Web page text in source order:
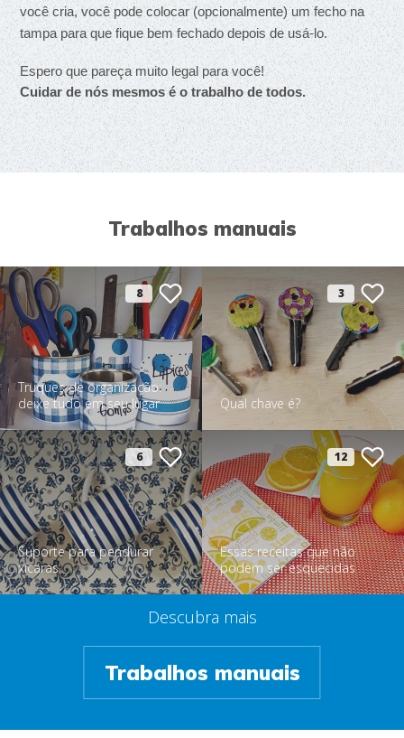
você cria, você pode colocar (opcionalmente) um fecho na
tampa para que fique bem fechado depois de usá-lo.
Espero que pareça muito legal para você!
Cuidar de nós mesmos é o trabalho de todos.
Trabalhos manuais
8
Truques de organização:
deixe tudo em seu lugar
3
Qual chave é?
6
Suporte para pendurar
xícaras
12
Essas receitas que não
podem ser esquecidas
Descubra mais
Trabalhos manuais